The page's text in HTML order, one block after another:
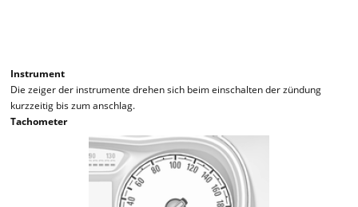
Instrument
Die zeiger der instrumente drehen sich beim einschalten der zündung
kurzzeitig bis zum anschlag.
Tachometer